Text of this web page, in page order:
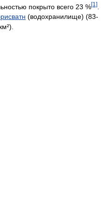
покрыто всего 23 %[1]
(водохранилище) (83-